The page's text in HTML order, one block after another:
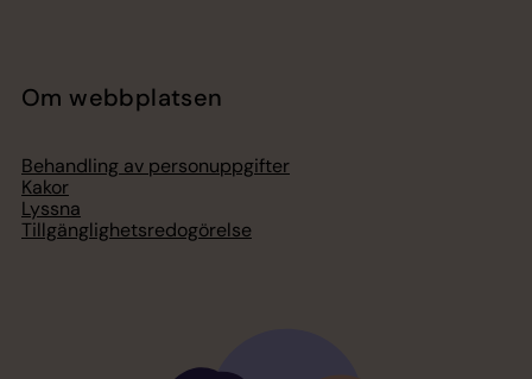
Om webbplatsen
Behandling av personuppgifter
Kakor
Lyssna
Tillgänglighetsredogörelse